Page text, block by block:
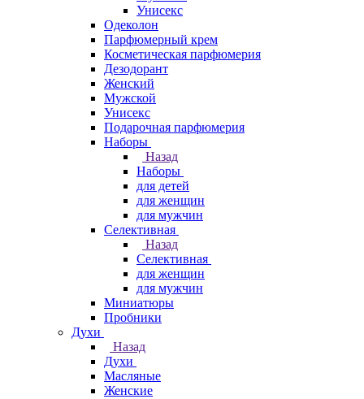
Унисекс
Одеколон
Парфюмерный крем
Косметическая парфюмерия
Дезодорант
Женский
Мужской
Унисекс
Подарочная парфюмерия
Наборы
Назад
Наборы
для детей
для женщин
для мужчин
Селективная
Назад
Селективная
для женщин
для мужчин
Миниатюры
Пробники
Духи
Назад
Духи
Масляные
Женские